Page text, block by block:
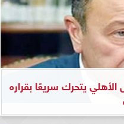
يتحرك سريعًا بقراره